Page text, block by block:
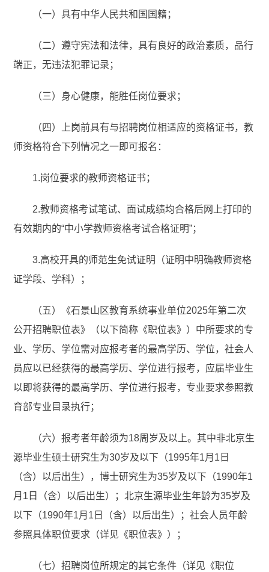
（一）具有中华人民共和国国籍；
（二）遵守宪法和法律，具有良好的政治素质，品行
端正，无违法犯罪记录；
（三）身心健康，能胜任岗位要求；
（四）上岗前具有与招聘岗位相适应的资格证书，教
师资格符合下列情况之一即可报名：
1.岗位要求的教师资格证书；
2.教师资格考试笔试、面试成绩均合格后网上打印的
有效期内的“中小学教师资格考试合格证明”；
3.高校开具的师范生免试证明（证明中明确教师资格
证学段、学科）；
（五）《石景山区教育系统事业单位2025年第二次
公开招聘职位表》（以下简称《职位表》）中所要求的专
业、学历、学位需对应报考者的最高学历、学位，社会人
员应以已经获得的最高学历、学位进行报考，应届毕业生
以即将获得的最高学历、学位进行报考，专业要求参照教
育部专业目录执行；
（六）报考者年龄须为18周岁及以上。其中非北京生
源毕业生硕士研究生为30岁及以下（1995年1月1日
（含）以后出生），博士研究生为35岁及以下（1990年1
月1日（含）以后出生）；北京生源毕业生年龄为35岁及
以下（1990年1月1日（含）以后出生）；社会人员年龄
参照具体职位要求（详见《职位表》）；
（七）招聘岗位所规定的其它条件（详见《职位